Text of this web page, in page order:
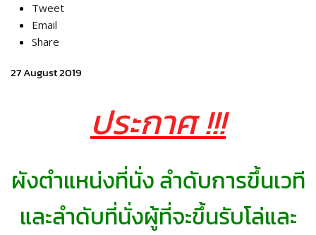
Tweet
Email
Share
27 August 2019
ประกาศ !!!
ผังตำแหน่งที่นั่ง ลำดับการขึ้นเวที
และลำดับที่นั่งผู้ที่จะขึ้นรับโล่และ